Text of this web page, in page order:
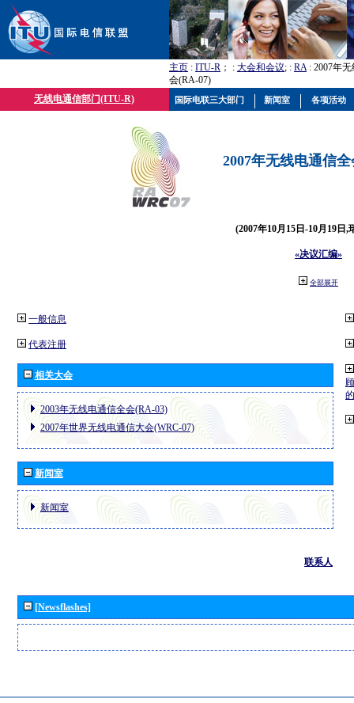
主页 : ITU-R ； : 大会和会议; : RA: 2007年
会(RA-07)
无线电通信部门(ITU-R)
2007年无线电通信
(2007年10月15日-10月19日,
«决议汇编»
全部展开
一般信息
代表注册
相关大会
2003年无线电通信全会(RA-03)
2007年世界无线电通信大会(WRC-07)
新闻室
新闻室
联系人
[Newsflashes]
国际电联三大部门 新闻室 各项活动